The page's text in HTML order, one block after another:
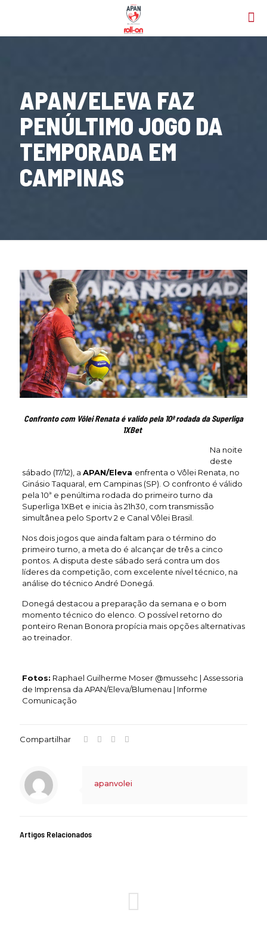
APAN/ELEVA FAZ
PENÚLTIMO JOGO DA
TEMPORADA EM
CAMPINAS
Confronto com Vôlei Renata é valido pela 10ª rodada da Superliga
1XBet
Na noite
deste
sábado (17/12), a APAN/Eleva enfrenta o Vôlei Renata, no
Ginásio Taquaral, em Campinas (SP). O confronto é válido
pela 10ª e penúltima rodada do primeiro turno da
Superliga 1XBet e inicia às 21h30, com transmissão
simultânea pelo Sportv 2 e Canal Vôlei Brasil.
Nos dois jogos que ainda faltam para o término do
primeiro turno, a meta do é alcançar de três a cinco
pontos. A disputa deste sábado será contra um dos
líderes da competição, com excelente nível técnico, na
análise do técnico André Donegá.
Donegá destacou a preparação da semana e o bom
momento técnico do elenco. O possível retorno do
ponteiro Renan Bonora propícia mais opções alternativas
ao treinador.
Fotos: Raphael Guilherme Moser @mussehc | Assessoria
de Imprensa da APAN/Eleva/Blumenau | Informe
Comunicação
Compartilhar
apanvolei
Artigos Relacionados